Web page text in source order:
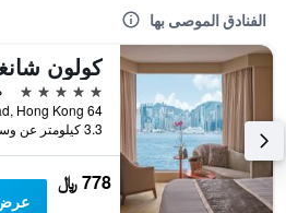
الفنادق الموصى بها
5 نجوم
3.3 كيلومتر عن وسط المدينة
778 ﷼